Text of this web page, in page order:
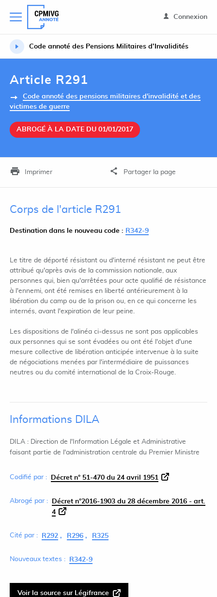
Connexion
Code annoté des Pensions Militaires d’Invalidités
Article R291
Code annoté des pensions militaires d'invalidité et des
victimes de guerre
ABROGÉ À LA DATE DU 01/01/2017
Imprimer Partager la page
Corps de l'article R291
Destination dans le nouveau code : R342-9
Le titre de déporté résistant ou d'interné résistant ne peut être
attribué qu'après avis de la commission nationale, aux
personnes qui, bien qu'arrêtées pour acte qualifié de résistance
à l'ennemi, ont été remises en liberté antérieurement à la
libération du camp ou de la prison ou, en ce qui concerne les
internés, avant l'expiration de leur peine.
Les dispositions de l'alinéa ci-dessus ne sont pas applicables
aux personnes qui se sont évadées ou ont été l'objet d'une
mesure collective de libération anticipée intervenue à la suite
de négociations menées par l'intermédiaire de puissances
neutres ou du comité international de la Croix-Rouge.
Informations DILA
DILA : Direction de l'Information Légale et Administrative
faisant partie de l'administration centrale du Premier Ministre
Codifié par : Décret n° 51-470 du 24 avril 1951
Abrogé par :
Décret n°2016-1903 du 28 décembre 2016 - art.
4
Cité par : R292 R296 R325
Nouveaux textes : R342-9
Voir la source sur Légifrance